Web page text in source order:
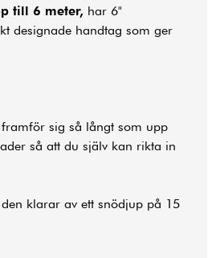
till 6 meter, har 6"
designade handtag som ger
sig så långt som upp
så att du själv kan rikta in
klarar av ett snödjup på 15